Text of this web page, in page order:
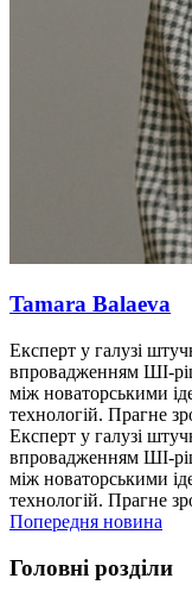
Tamara Balaeva
Експерт у галузі
впровадженням ШІ-
між новаторськими
технологій. Прагне
Експерт у галузі
впровадженням ШІ-
між новаторськими
технологій. Прагне
Попередня новина
Головні розділи